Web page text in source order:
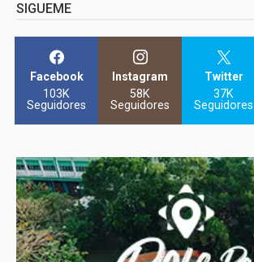
SIGUEME
Facebook
103K
Seguidores
Instagram
58K
Seguidores
Twitter
37K
Seguidores